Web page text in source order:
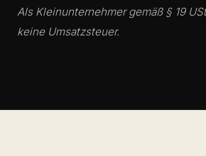
Als Kleinunternehmer gemäß § 19
keine Umsatzsteuer.